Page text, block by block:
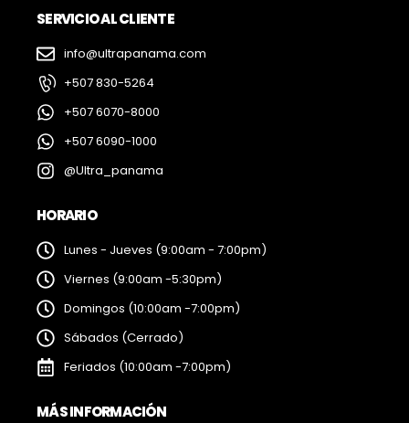
SERVICIO AL CLIENTE
info@ultrapanama.com
+507 830-5264
+507 6070-8000
+507 6090-1000
@Ultra_panama
HORARIO
Lunes - Jueves (9:00am - 7:00pm)
Viernes (9:00am -5:30pm)
Domingos (10:00am -7:00pm)
Sábados (Cerrado)
Feriados (10:00am -7:00pm)
MÁS INFORMACIÓN